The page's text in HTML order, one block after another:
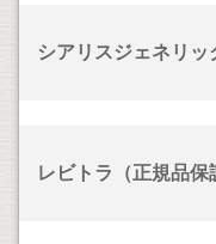
シアリスジェネリッ
レビトラ（正規品保